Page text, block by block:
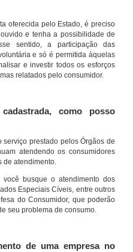
oferecida pelo Estado, é preciso
e tenha a possibilidade de
sentido, a participação das
e só é permitida àquelas
e investir todos os esforços
relatados pelo consumidor.
como posso
serviço prestado pelos Órgãos de
atendendo os consumidores
de atendimento.
busque o atendimento dos
Especiais Cíveis, entre outros
do Consumidor, que poderão
seu problema de consumo.
de uma empresa no